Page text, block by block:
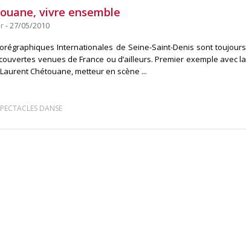
vivre ensemble
- 27/05/2010
Internationales de Seine-Saint-Denis sont toujours
venues de France ou d’ailleurs. Premier exemple avec la
Chétouane, metteur en scène ...
DANSE